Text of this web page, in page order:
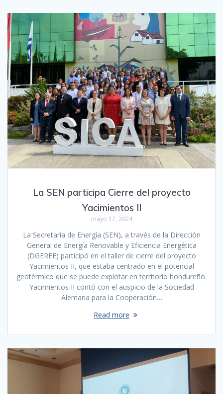
La SEN participa Cierre del proyecto
Yacimientos II
mayo 17, 2024
La Secretaría de Energía (SEN), a través de la Dirección
General de Energía Renovable y Eficiencia Energética
(DGEREE) participó en el taller de cierre del proyecto
Yacimientos II, que estaba centrado en el potencial
geotérmico que se puede explotar en territorio hondureño.
Yacimientos II contó con el auspicio de la Sociedad
Alemana para la Cooperación…
Read more